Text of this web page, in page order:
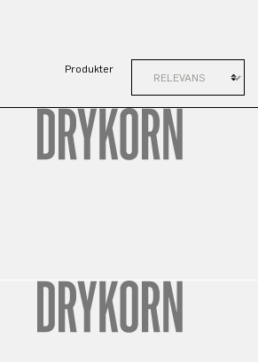
Produkter